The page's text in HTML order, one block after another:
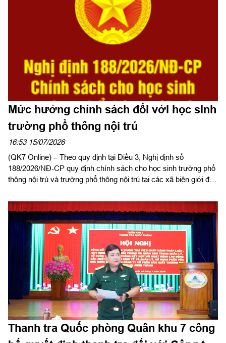
Phó Chủ nhiệm Chính trị Quân khu.
Mức hưởng chính sách đối với học sinh
trường phổ thông nội trú
16:53 15/07/2026
(QK7 Online) – Theo quy định tại Điều 3, Nghị định số
188/2026/NĐ-CP quy định chính sách cho học sinh trường phổ
thông nội trú và trường phổ thông nội trú tại các xã biên giới đất
Thanh tra Quốc phòng Quân khu 7 công